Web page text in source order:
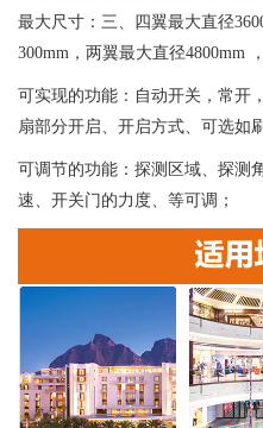
最大尺寸：三、四翼最大直径
300mm，两翼最大直径4800mm
可实现的功能：自动开关，常开
扇部分开启、开启方式、可选如
可调节的功能：探测区域、探测
速、开关门的力度、等可调；